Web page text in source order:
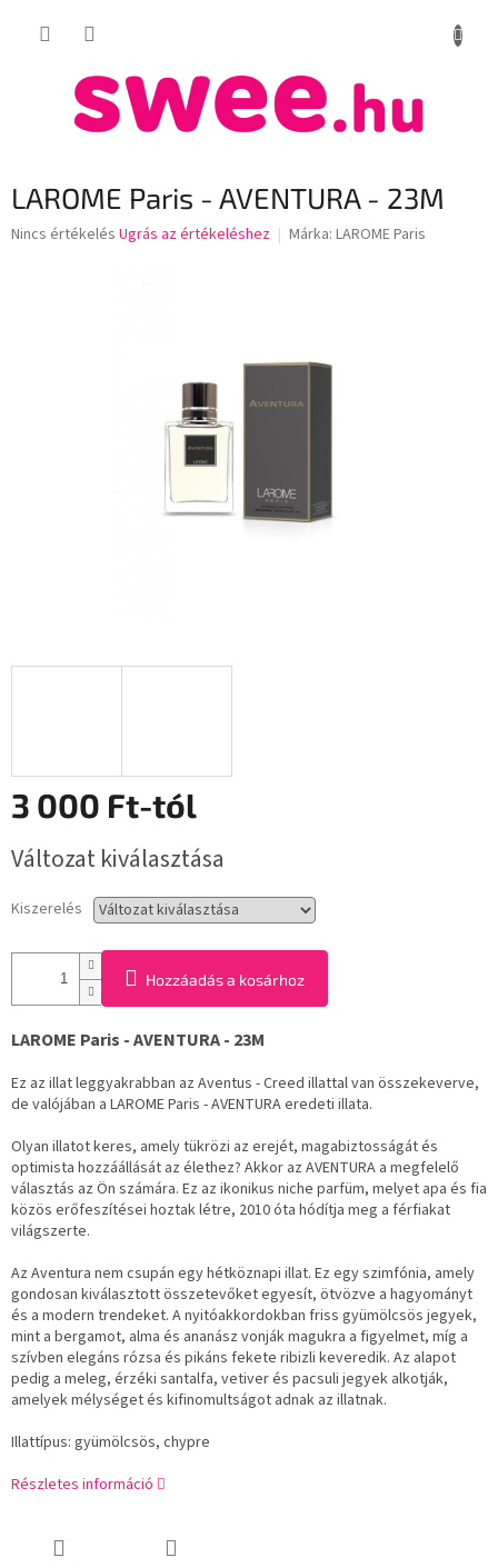
KOSÁR
LAROME Paris - AVENTURA - 23M
A
Nincs értékelés Ugrás az értékeléshez Márka: LAROME Paris
3 000 Ft-tól
Változat kiválasztása
Kiszerelés
Hozzáadás a kosárhoz
LAROME Paris - AVENTURA - 23M
Ez az illat leggyakrabban az Aventus - Creed illattal van összekeverve,
de valójában a LAROME Paris - AVENTURA eredeti illata.
Olyan illatot keres, amely tükrözi az erejét, magabiztosságát és
optimista hozzáállását az élethez? Akkor az AVENTURA a megfelelő
választás az Ön számára. Ez az ikonikus niche parfüm, melyet apa és fia
közös erőfeszítései hoztak létre, 2010 óta hódítja meg a férfiakat
világszerte.
Az Aventura nem csupán egy hétköznapi illat. Ez egy szimfónia, amely
gondosan kiválasztott összetevőket egyesít, ötvözve a hagyományt
és a modern trendeket. A nyitóakkordokban friss gyümölcsös jegyek,
mint a bergamot, alma és ananász vonják magukra a figyelmet, míg a
szívben elegáns rózsa és pikáns fekete ribizli keveredik. Az alapot
pedig a meleg, érzéki santalfa, vetiver és pacsuli jegyek alkotják,
amelyek mélységet és kifinomultságot adnak az illatnak.
Illattípus: gyümölcsös, chypre
Részletes információ